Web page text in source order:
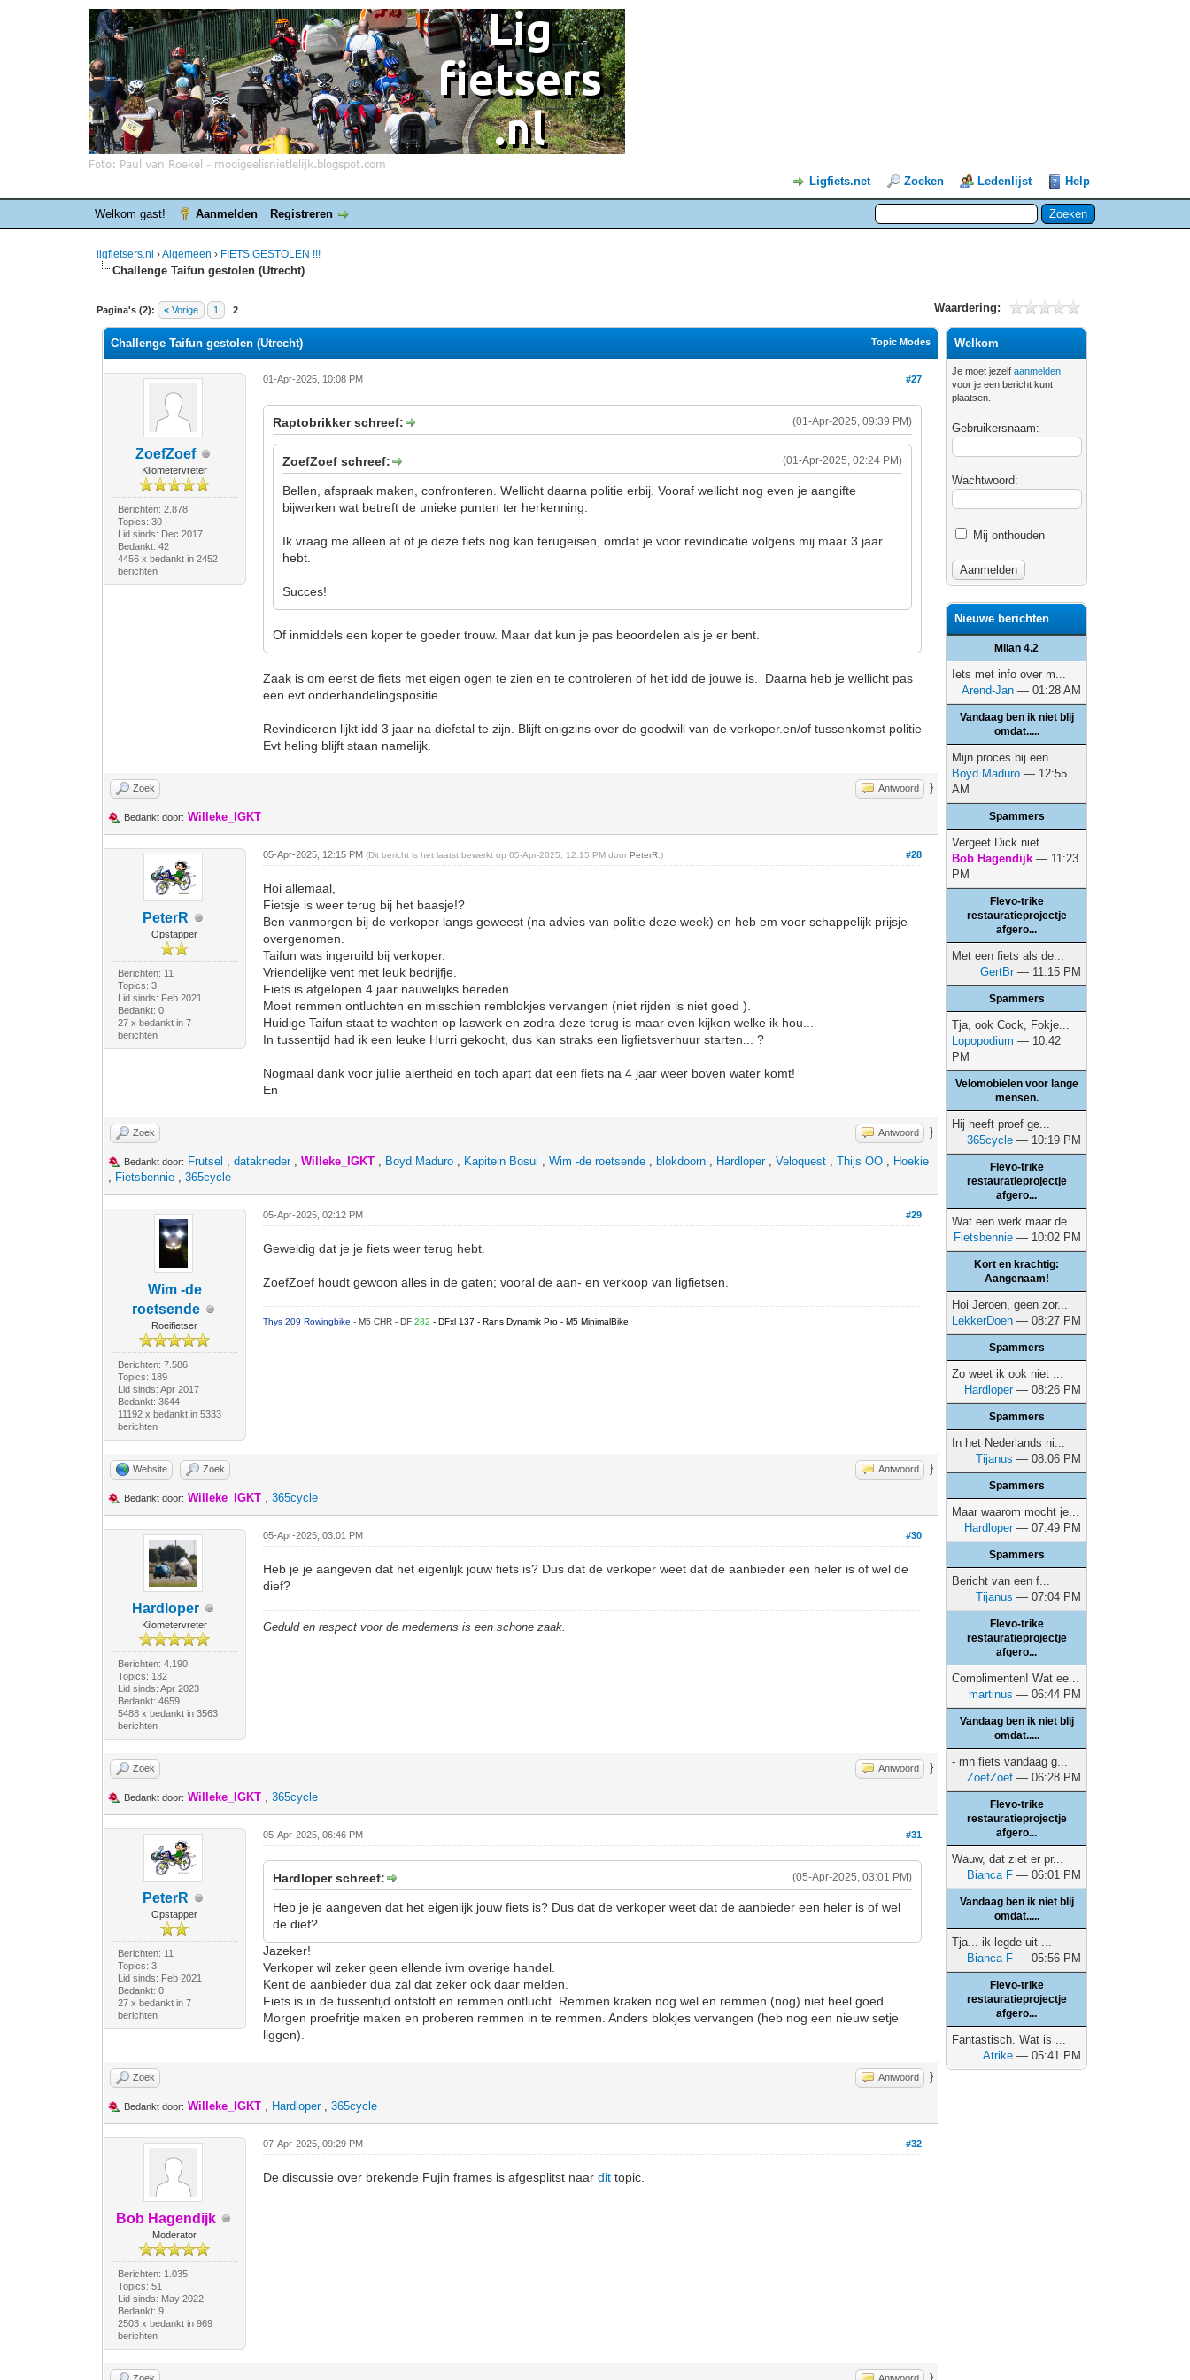
Ligfiets.net Zoeken Ledenlijst Help
Welkom gast! Aanmelden Registreren
ligfietsers.nl ›Algemeen › FIETS GESTOLEN !!!
Challenge Taifun gestolen (Utrecht)
Pagina's (2): « Vorige 1 2 Waardering:
0 stemmen - gemiddelde waardering is 0
1
2
3
4
5
Topic Modes
Challenge Taifun gestolen (Utrecht)
ZoefZoef
Kilometervreter
Berichten: 2.878
Topics: 30
Lid sinds: Dec 2017
Bedankt: 42
4456 x bedankt in 2452
berichten
#27
01-Apr-2025, 10:08 PM
(01-Apr-2025, 09:39 PM)
Raptobrikker schreef:
(01-Apr-2025, 02:24 PM)
ZoefZoef schreef:
Bellen, afspraak maken, confronteren. Wellicht daarna politie erbij. Vooraf wellicht nog even je aangifte
bijwerken wat betreft de unieke punten ter herkenning.
Ik vraag me alleen af of je deze fiets nog kan terugeisen, omdat je voor revindicatie volgens mij maar 3 jaar
hebt.
Succes!
Of inmiddels een koper te goeder trouw. Maar dat kun je pas beoordelen als je er bent.
Zaak is om eerst de fiets met eigen ogen te zien en te controleren of het idd de jouwe is. Daarna heb je wellicht pas
een evt onderhandelingspositie.
Revindiceren lijkt idd 3 jaar na diefstal te zijn. Blijft enigzins over de goodwill van de verkoper.en/of tussenkomst politie
Evt heling blijft staan namelijk.
Zoek Antwoord }
Bedankt door: Willeke_IGKT
PeterR
Opstapper
Berichten: 11
Topics: 3
Lid sinds: Feb 2021
Bedankt: 0
27 x bedankt in 7
berichten
#28
05-Apr-2025, 12:15 PM(Dit bericht is het laatst bewerkt op 05-Apr-2025, 12:15 PM doorPeterR .)
Hoi allemaal,
Fietsje is weer terug bij het baasje!?
Ben vanmorgen bij de verkoper langs geweest (na advies van politie deze week) en heb em voor schappelijk prijsje
overgenomen.
Taifun was ingeruild bij verkoper.
Vriendelijke vent met leuk bedrijfje.
Fiets is afgelopen 4 jaar nauwelijks bereden.
Moet remmen ontluchten en misschien remblokjes vervangen (niet rijden is niet goed ).
Huidige Taifun staat te wachten op laswerk en zodra deze terug is maar even kijken welke ik hou...
In tussentijd had ik een leuke Hurri gekocht, dus kan straks een ligfietsverhuur starten... ?
Nogmaal dank voor jullie alertheid en toch apart dat een fiets na 4 jaar weer boven water komt!
En
Zoek Antwoord }
Bedankt door: Frutsel ,datakneder,Willeke_IGKT , Boyd Maduro , Kapitein Bosui ,Wim -de roetsende , blokdoorn , Hardloper,Veloquest ,Thijs OO , Hoekie
, Fietsbennie ,365cycle
Wim -de
roetsende
Roeifietser
Berichten: 7.586
Topics: 189
Lid sinds: Apr 2017
Bedankt: 3644
11192 x bedankt in 5333
berichten
#29
05-Apr-2025, 02:12 PM
Geweldig dat je je fiets weer terug hebt.
ZoefZoef houdt gewoon alles in de gaten; vooral de aan- en verkoop van ligfietsen.
Thys 209 Rowingbike- M5 CHR - DF282- DFxl 137 - Rans Dynamik Pro - M5 MinimalBike
Website Zoek Antwoord }
Bedankt door: Willeke_IGKT ,365cycle
Hardloper
Kilometervreter
Berichten: 4.190
Topics: 132
Lid sinds: Apr 2023
Bedankt: 4659
5488 x bedankt in 3563
berichten
#30
05-Apr-2025, 03:01 PM
Heb je je aangeven dat het eigenlijk jouw fiets is? Dus dat de verkoper weet dat de aanbieder een heler is of wel de
dief?
Geduld en respect voor de medemens is een schone zaak.
Zoek Antwoord }
Bedankt door: Willeke_IGKT ,365cycle
PeterR
Opstapper
Berichten: 11
Topics: 3
Lid sinds: Feb 2021
Bedankt: 0
27 x bedankt in 7
berichten
#31
05-Apr-2025, 06:46 PM
(05-Apr-2025, 03:01 PM)
Hardloper schreef:
Heb je je aangeven dat het eigenlijk jouw fiets is? Dus dat de verkoper weet dat de aanbieder een heler is of wel
de dief?
Jazeker!
Verkoper wil zeker geen ellende ivm overige handel.
Kent de aanbieder dua zal dat zeker ook daar melden.
Fiets is in de tussentijd ontstoft en remmen ontlucht. Remmen kraken nog wel en remmen (nog) niet heel goed.
Morgen proefritje maken en proberen remmen in te remmen. Anders blokjes vervangen (heb nog een nieuw setje
liggen).
Zoek Antwoord }
Bedankt door: Willeke_IGKT , Hardloper,365cycle
Bob Hagendijk
Moderator
Berichten: 1.035
Topics: 51
Lid sinds: May 2022
Bedankt: 9
2503 x bedankt in 969
berichten
#32
07-Apr-2025, 09:29 PM
De discussie over brekende Fujin frames is afgesplitst naardit topic.
Welkom
Je moet jezelfaanmelden
voor je een bericht kunt
plaatsen.
Gebruikersnaam:
Wachtwoord:
Mij onthouden
Nieuwe berichten
Milan 4.2
Iets met info over m...
Arend-Jan — 01:28 AM
Vandaag ben ik niet blij
omdat.....
Mijn proces bij een ...
Boyd Maduro — 12:55
AM
Spammers
Vergeet Dick niet…
Bob Hagendijk — 11:23
PM
Flevo-trike
restauratieprojectje
afgero...
Met een fiets als de...
GertBr— 11:15 PM
Spammers
Tja, ook Cock, Fokje...
Lopopodium — 10:42
PM
Velomobielen voor lange
mensen.
Hij heeft proef ge...
365cycle — 10:19 PM
Flevo-trike
restauratieprojectje
afgero...
Wat een werk maar de...
Fietsbennie — 10:02 PM
Kort en krachtig:
Aangenaam!
Hoi Jeroen, geen zor...
LekkerDoen — 08:27 PM
Spammers
Zo weet ik ook niet ...
Hardloper— 08:26 PM
Spammers
In het Nederlands ni...
Tijanus — 08:06 PM
Spammers
Maar waarom mocht je...
Hardloper— 07:49 PM
Spammers
Bericht van een f...
Tijanus — 07:04 PM
Flevo-trike
restauratieprojectje
afgero...
Complimenten! Wat ee...
martinus — 06:44 PM
Vandaag ben ik niet blij
omdat.....
- mn fiets vandaag g...
ZoefZoef — 06:28 PM
Flevo-trike
restauratieprojectje
afgero...
Wauw, dat ziet er pr...
Bianca F — 06:01 PM
Vandaag ben ik niet blij
omdat.....
Tja... ik legde uit ...
Bianca F — 05:56 PM
Flevo-trike
restauratieprojectje
afgero...
Fantastisch. Wat is ...
Atrike — 05:41 PM